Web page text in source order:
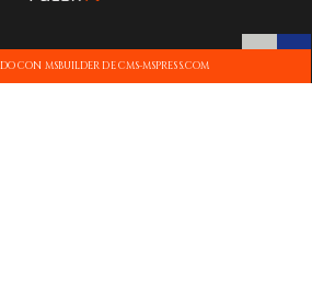
CON MSBUILDER DE CMS-MSPRESS.COM